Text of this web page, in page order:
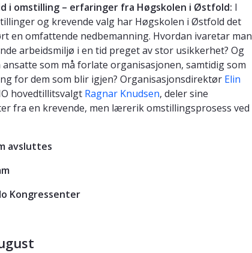
i omstilling – erfaringer fra Høgskolen i Østfold: I
og krevende valg har Høgskolen i Østfold det
en omfattende nedbemanning. Hvordan ivaretar man
arbeidsmiljø i en tid preget av stor usikkerhet? Og
som må forlate organisasjonen, samtidig som
for dem som blir igjen? Organisasjonsdirektør Elin
hovedtillitsvalgt Ragnar Knudsen, deler sine
fra en krevende, men lærerik omstillingsprosess ved
avsluttes
Kongressenter